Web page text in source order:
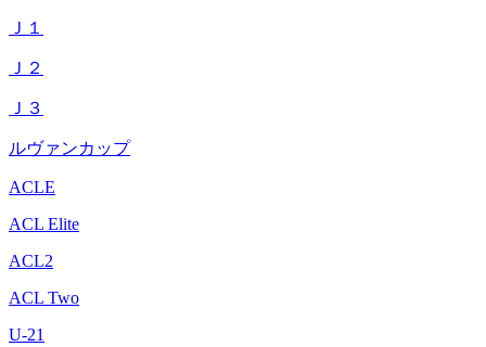
Ｊ１
Ｊ２
Ｊ３
ルヴァンカップ
ACLE
ACL Elite
ACL2
ACL Two
U-21